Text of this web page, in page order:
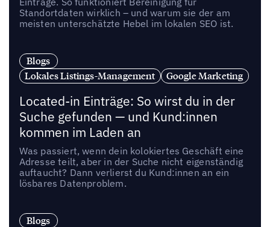
Standortdaten wirklich – und warum sie der am
meisten unterschätzte Hebel im lokalen SEO ist.
Blogs
Lokales Listings-Management
Google Marketing
Located-in Einträge: So wirst du in der
Suche gefunden — und Kund:innen
kommen im Laden an
Was passiert, wenn dein kolokiertes Geschäft eine
Adresse teilt, aber in der Suche nicht eigenständig
auftaucht? Dann verlierst du Kund:innen an ein
lösbares Datenproblem.
Blogs